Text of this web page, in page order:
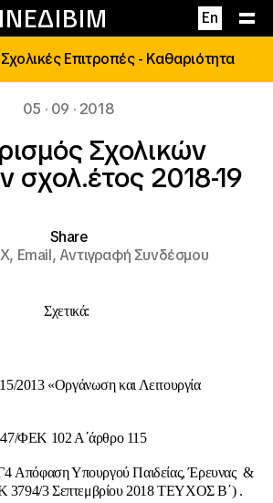
ΙΝΕΔΙΒΙΜ En
Επικοινωνία
Επιτροπές - Καθαριότητα
05 · 09 · 2018
Σχολικών
2018-19
Share
X, Email,Αντιγραφή Συνδέσμου
Σχετικά:
2013 «Οργάνωση και Λειτουργία
ΦΕΚ 102 Α΄άρθρο 115
Aπόφαση Υπουργού Παιδείας, Έρευνας &
3 Σεπτεμβρίου 2018 ΤΕΥΧΟΣ Β΄) .